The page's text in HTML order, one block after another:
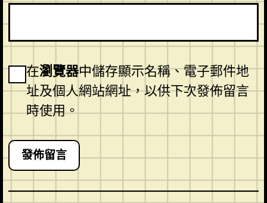
在瀏覽器中儲存顯示名稱、電子郵件地
址及個人網站網址，以供下次發佈留言
時使用。